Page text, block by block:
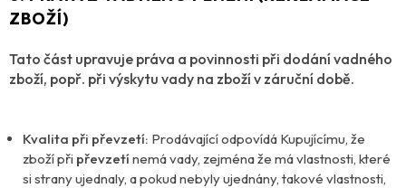
ZBOŽÍ)
Tato část upravuje práva a povinnosti při dodání vadného
zboží, popř. při výskytu vady na zboží v záruční době.
Kvalita při převzetí: Prodávající odpovídá Kupujícímu, že
zboží při převzetínemá vady, zejména že má vlastnosti, které
si strany ujednaly, a pokud nebyly ujednány, takové vlastnosti,